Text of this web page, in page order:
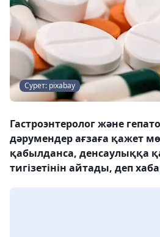
Сурет: pixabay
Гастроэнтеролог және
дәрумендер ағзаға қажет
қабылданса, денсаулыққа
тигізетінін айтады, деп